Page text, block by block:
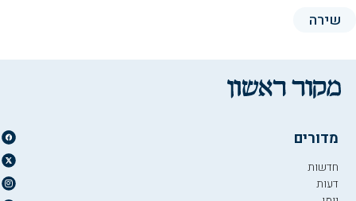
שירה
מדורים
חדשות
דעות